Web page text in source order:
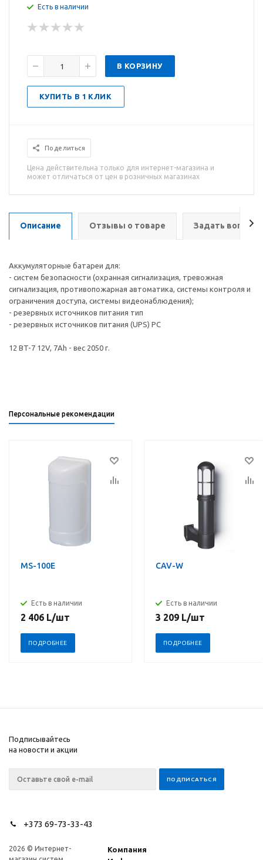
Есть в наличии
В КОРЗИНУ
КУПИТЬ В 1 КЛИК
Поделиться
Цена действительна только для интернет-магазина и
может отличаться от цен в розничных магазинах
Описание Отзывы о товаре Задать вопрос
Аккумуляторные батареи для:
- систем безопасности (охранная сигнализация, тревожная
сигнализация, противопожарная автоматика, системы контроля и
ограничения доступа, системы видеонаблюдения);
- резервных источников питания тип
- резервных источников питания (UPS) PC
12 BT-7 12V, 7Ah - вес 2050 г.
Персональные рекомендации
MS-100E
Есть в наличии
2 406 L/шт
ПОДРОБНЕЕ
CAV-W
Есть в наличии
3 209 L/шт
ПОДРОБНЕЕ
Подписывайтесь
на новости и акции
+373 69-73-33-43
2026 © Интернет-
Компания